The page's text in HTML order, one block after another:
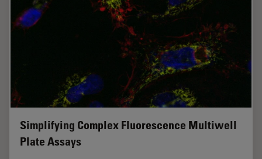
Simplifying Complex Fluorescence Multiwell
Plate Assays